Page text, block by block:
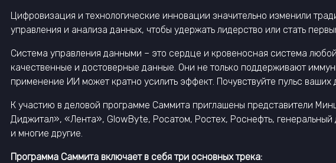
Цифровизация и технологические инновации значительно изменили
управления и анализа данных, чтобы удержать лидерство или стать
Система управления данными – это сердце и кровеносная система
качественные и достоверные данные. Они не только поддерживают
применение ИИ может кратно усилить эффект. Почувствуйте пульс
К участию в деловой программе Саммита приглашены представители
Диджитал», «Лента», GlowByte, Росатом, Ростех, Роснефть,
и многие другие.
Программа Саммита включает в себя три основных трека: